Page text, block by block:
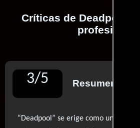
Críticas de Deadpool
3/5 Resumen de
“Deadpool” se erige como una audaz